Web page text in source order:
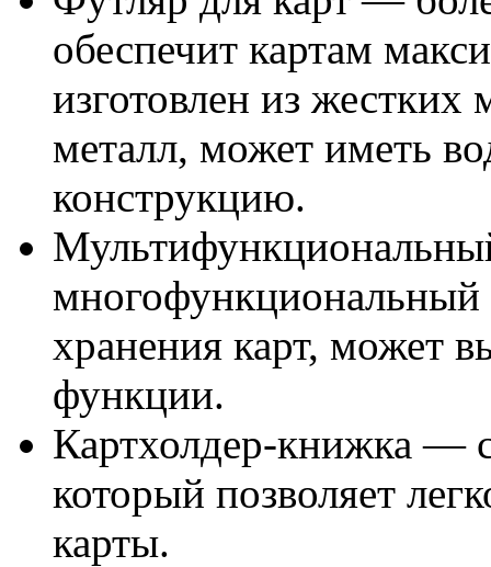
обеспечит картам
изготовлен из жестких
металл, может иметь
конструкцию.
многофункциональный
хранения карт, может
функции.
Картхолдер-книжка —
который позволяет
карты.